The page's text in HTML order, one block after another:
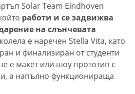
Solar Team Eindhoven
работи и се задвижва
на слънчевата
е наречен Stella Vita, като
и финализиран от студенти
е макет или шоу прототип с
а напълно функционираща